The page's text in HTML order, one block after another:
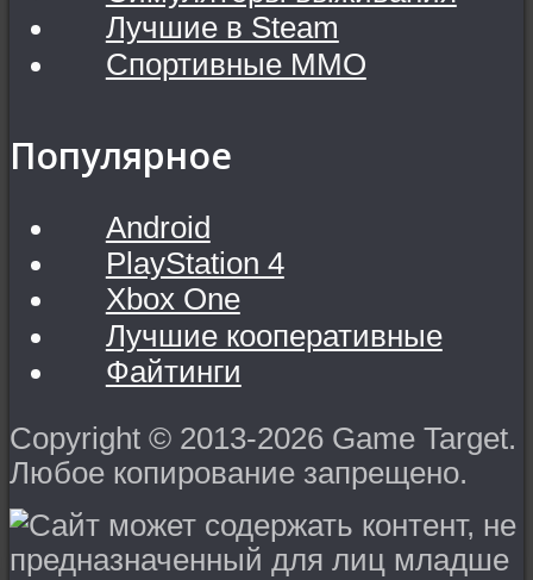
Лучшие в Steam
Спортивные MMO
Популярное
Android
PlayStation 4
Xbox One
Лучшие кооперативные
Файтинги
Copyright © 2013-2026 Game Target.
Любое копирование запрещено.